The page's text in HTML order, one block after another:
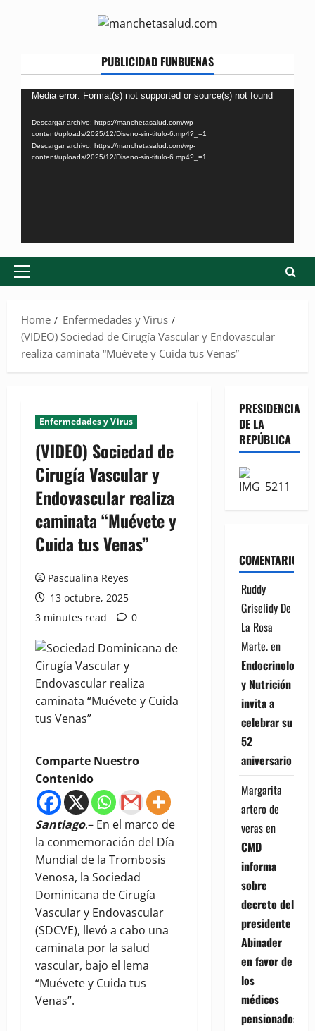
PUBLICIDAD FUNBUENAS
Reproductor
vídeo
Media error: Format(s) not supported or source(s) not found
Descargar archivo: https://manchetasalud.com/wp-
content/uploads/2025/12/Diseno-sin-titulo-6.mp4?_=1
Descargar archivo: https://manchetasalud.com/wp-
content/uploads/2025/12/Diseno-sin-titulo-6.mp4?_=1
Primary
Home
Enfermedades y Virus
(VIDEO) Sociedad de Cirugía Vascular y Endovascular
realiza caminata “Muévete y Cuida tus Venas”
Enfermedades y Virus
(VIDEO) Sociedad de
Cirugía Vascular y
Endovascular realiza
caminata “Muévete y
Cuida tus Venas”
Pascualina Reyes
13 octubre, 2025
3 minutes read
0
Comparte Nuestro
Contenido
Santiago.– En el marco de
la conmemoración del Día
Mundial de la Trombosis
Venosa, la Sociedad
Dominicana de Cirugía
Vascular y Endovascular
(SDCVE), llevó a cabo una
caminata por la salud
vascular, bajo el lema
“Muévete y Cuida tus
Venas”.
PRESIDENCIA
DE LA
REPÚBLICA
COMENTARIOS
Ruddy
Griselidy De
La Rosa
Marte.en
Endocrinología
y Nutrición
invita a
celebrar su
52
aniversario
Margarita
artero de
verasen
CMD
informa
sobre
decreto del
presidente
Abinader
en favor de
los
médicos
pensionados